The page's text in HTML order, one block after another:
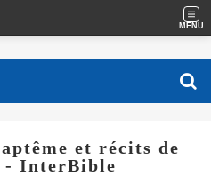
MENU
et récits de
- InterBible